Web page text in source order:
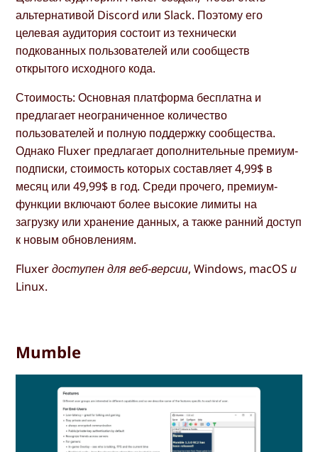
альтернативой Discord или Slack. Поэтому его
целевая аудитория состоит из технически
подкованных пользователей или сообществ
открытого исходного кода.
Стоимость: Основная платформа бесплатна и
предлагает неограниченное количество
пользователей и полную поддержку сообщества.
Однако Fluxer предлагает дополнительные премиум-
подписки, стоимость которых составляет 4,99$ в
месяц или 49,99$ в год. Среди прочего, премиум-
функции включают более высокие лимиты на
загрузку или хранение данных, а также ранний доступ
к новым обновлениям.
Fluxer доступен для веб-версии, Windows, macOS и
Linux.
Mumble